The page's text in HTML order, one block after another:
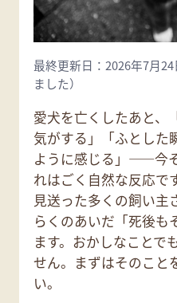
最終更新日：2026年7月
ました）
愛犬を亡くしたあと、
気がする」「ふとした
ように感じる」——今
れはごく自然な反応で
見送った多くの飼い主
らくのあいだ「死後も
ます。おかしなことで
せん。まずはそのこと
い。